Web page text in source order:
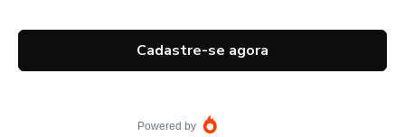
Cadastre-se agora
Powered by